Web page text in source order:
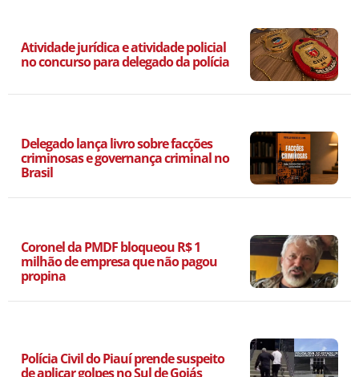
Atividade jurídica e atividade policial
no concurso para delegado da polícia
Delegado lança livro sobre facções
criminosas e governança criminal no
Brasil
Coronel da PMDF bloqueou R$ 1
milhão de empresa que não pagou
propina
Polícia Civil do Piauí prende suspeito
de aplicar golpes no Sul de Goiás